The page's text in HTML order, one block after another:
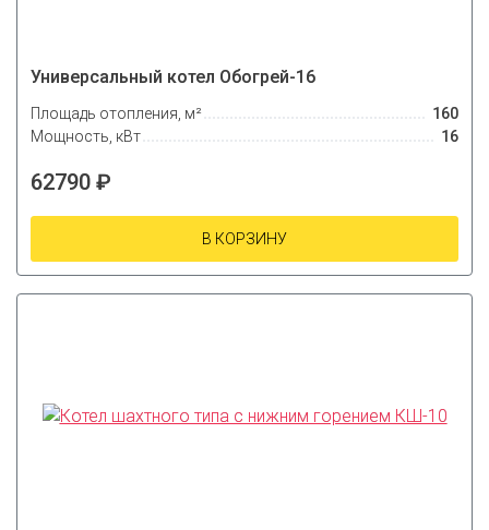
Универсальный котел Обогрей-16
Площадь отопления, м²
160
Мощность, кВт
16
62790 ₽
В КОРЗИНУ